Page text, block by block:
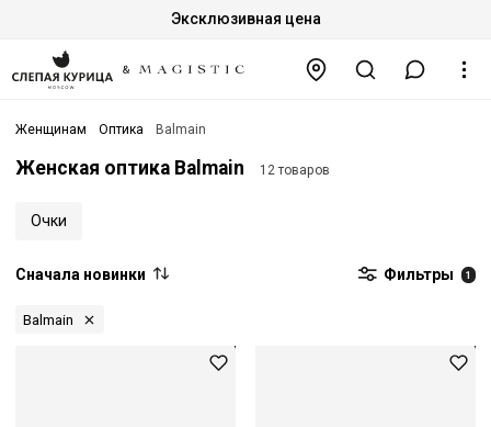
Эксклюзивная цена
Женщинам Оптика Balmain
Женская оптика Balmain 12 товаров
Очки
Сначала новинки Фильтры 1
Balmain